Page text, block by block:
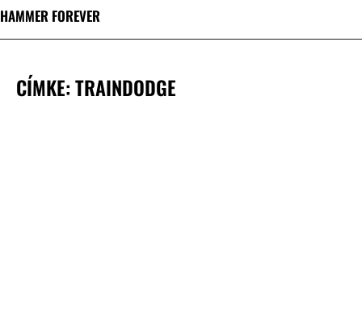
HAMMER FOREVER
CÍMKE: TRAINDODGE